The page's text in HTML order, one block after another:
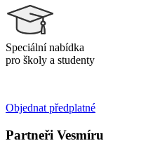
Speciální nabídka
pro školy a studenty
Objednat předplatné
Partneři Vesmíru